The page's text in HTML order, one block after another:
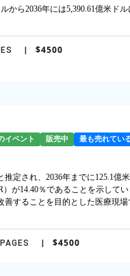
から2036年には5,390.61億米ド
| $4500
イベント 販売中 最も売れてい
定され、2036年までに125.1億
が14.40％であることを示して
することを目的とした医療現
| $4500